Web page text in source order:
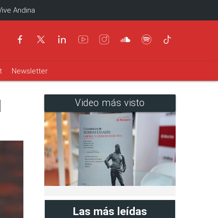
Andina
Newsletter
Video más visto
Las más leídas